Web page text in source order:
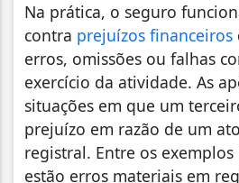
Na prática, o seguro
contra prejuízos financeiros
erros, omissões ou falhas
exercício da atividade. As
situações em que um
prejuízo em razão de um
registral. Entre os
estão erros materiais em